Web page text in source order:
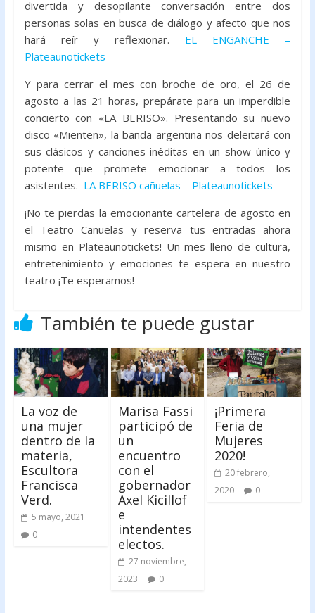
divertida y desopilante conversación entre dos
personas solas en busca de diálogo y afecto que nos
hará reír y reflexionar. EL ENGANCHE –
Plateaunotickets
Y para cerrar el mes con broche de oro, el 26 de
agosto a las 21 horas, prepárate para un imperdible
concierto con «LA BERISO». Presentando su nuevo
disco «Mienten», la banda argentina nos deleitará con
sus clásicos y canciones inéditas en un show único y
potente que promete emocionar a todos los
asistentes. LA BERISO cañuelas – Plateaunotickets
¡No te pierdas la emocionante cartelera de agosto en
el Teatro Cañuelas y reserva tus entradas ahora
mismo en Plateaunotickets! Un mes lleno de cultura,
entretenimiento y emociones te espera en nuestro
teatro ¡Te esperamos!
También te puede gustar
La voz de
una mujer
dentro de la
materia,
Escultora
Francisca
Verd.
5 mayo, 2021
0
Marisa Fassi
participó de
un
encuentro
con el
gobernador
Axel Kicillof
e
intendentes
electos.
27 noviembre,
2023
0
¡Primera
Feria de
Mujeres
2020!
20 febrero,
2020
0